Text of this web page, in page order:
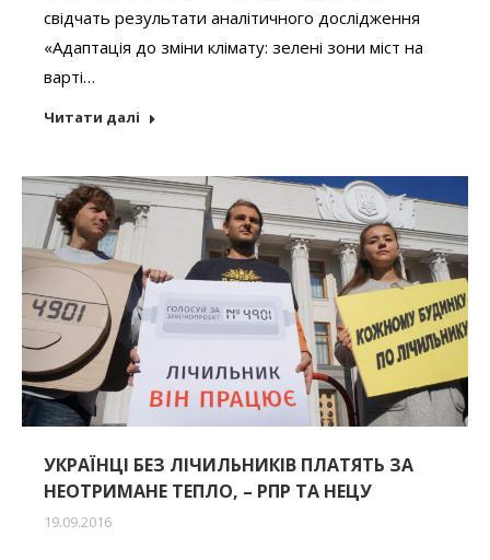
свідчать результати аналітичного дослідження
«Адаптація до зміни клімату: зелені зони міст на
варті…
Читати далі
УКРАЇНЦІ БЕЗ ЛІЧИЛЬНИКІВ ПЛАТЯТЬ ЗА
НЕОТРИМАНЕ ТЕПЛО, – РПР ТА НЕЦУ
19.09.2016